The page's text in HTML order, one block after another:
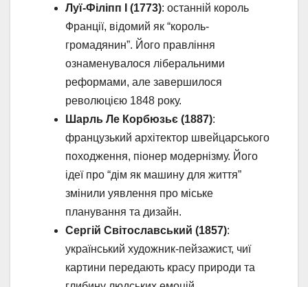
Луї-Філіпп I (1773): останній король
Франції, відомий як “король-
громадянин”. Його правління
ознаменувалося ліберальними
реформами, але завершилося
революцією 1848 року.
Шарль Ле Корбюзьє (1887):
французький архітектор швейцарського
походження, піонер модернізму. Його
ідеї про “дім як машину для життя”
змінили уявлення про міське
планування та дизайн.
Сергій Світославський (1857):
український художник-пейзажист, чиї
картини передають красу природи та